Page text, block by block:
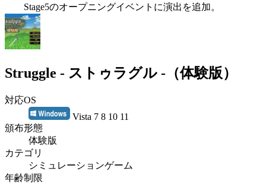
Stage5のオープニングイベントに演出を追加。
Struggle - ストゥラグル -（体験版）
対応OS
Vista 7 8 10 11
頒布形態
体験版
カテゴリ
シミュレーションゲーム
年齢制限